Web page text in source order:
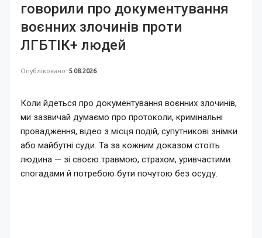
говорили про документування
воєнних злочинів проти
ЛГБТІК+ людей
Опубліковано 5.08.2026
Коли йдеться про документування воєнних злочинів,
ми зазвичай думаємо про протоколи, кримінальні
провадження, відео з місця подій, супутникові знімки
або майбутні суди. Та за кожним доказом стоїть
людина — зі своєю травмою, страхом, уривчастими
спогадами й потребою бути почутою без осуду.